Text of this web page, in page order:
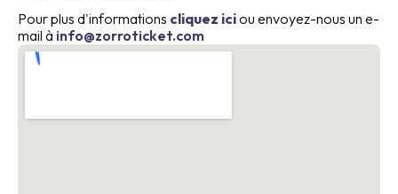
Pour plus d'informations cliquez iciou envoyez-nous un e-
mail à info@zorroticket.com